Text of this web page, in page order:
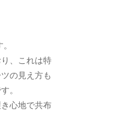
、これは特
の見え方も
。
心地で共布